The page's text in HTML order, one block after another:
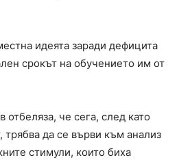
идеята заради дефицита
срокът на обучението им от
че сега, след като
да се върви към анализ
стимули, които биха